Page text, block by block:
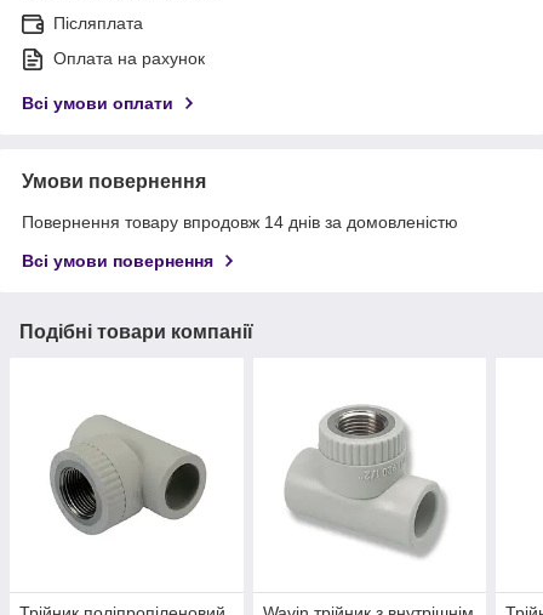
Післяплата
Оплата на рахунок
Всі умови оплати
Умови повернення
Повернення товару впродовж 14 днів за домовленістю
Всі умови повернення
Подібні товари компанії